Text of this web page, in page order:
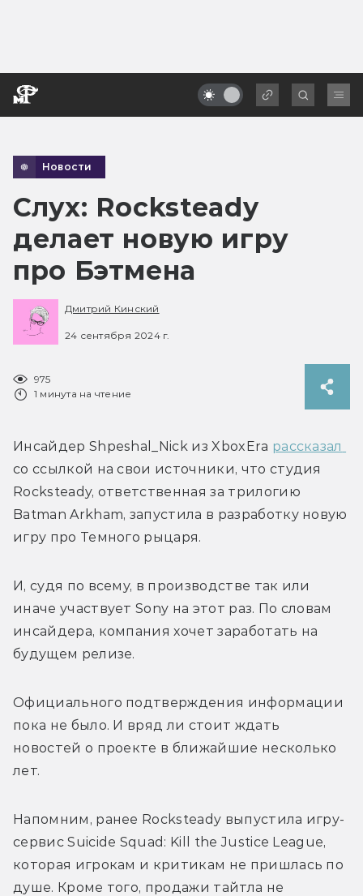
Новости
Слух: Rocksteady
делает новую игру
про Бэтмена
Дмитрий Кинский
24 сентября 2024 г.
975
1 минута на чтение
Инсайдер Shpeshal_Nick из XboxEra
со ссылкой на свои источники, что студия
Rocksteady, ответственная за трилогию
Batman Arkham, запустила в разработку новую
игру про Темного рыцаря.
И, судя по всему, в производстве так или
иначе участвует Sony на этот раз. По словам
инсайдера, компания хочет заработать на
будущем релизе.
Официального подтверждения информации
пока не было. И вряд ли стоит ждать
новостей о проекте в ближайшие несколько
лет.
Напомним, ранее Rocksteady выпустила игру-
сервис Suicide Squad: Kill the Justice League,
которая игрокам и критикам не пришлась по
душе. Кроме того, продажи тайтла не